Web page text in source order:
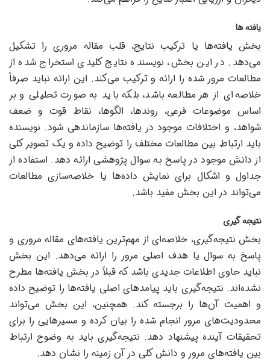
یافته ها
بخش یافته‌ها یا ترکیب نتایج، قلب مقاله مروری را تشکیل
می‌دهد. در این بخش، نویسنده نتایج کلیدی استخراج شده از
مطالعات مرور شده را ارائه و ترکیب می‌کند. این ارائه نباید صرفاً
خلاصه‌ای از هر مطالعه باشد، بلکه باید به صورت تحلیلی و بر
اساس موضوعات فرعی، روندها، الگوها، نقاط قوت و ضعف
شواهد، و اختلافات موجود در یافته‌ها سازماندهی شود. نویسنده
باید ارتباط بین مطالعات مختلف را توضیح داده و یک تصویر کلی
از دانش موجود در پاسخ به سوال پژوهشی ارائه دهد. استفاده از
جداول و اشکال برای نمایش داده‌ها یا خلاصه‌سازی مطالعات
می‌تواند در این بخش مفید باشد.
نتیجه گیری
بخش نتیجه‌گیری، خلاصه‌ای از مهم‌ترین یافته‌های مقاله مروری و
پاسخ به سوال یا هدف اصلی مرور را ارائه می‌دهد. این بخش
نباید حاوی اطلاعات جدیدی باشد که قبلاً در بخش یافته‌ها مطرح
نشده‌اند. نتیجه‌گیری باید پیامدهای اصلی یافته‌ها را توضیح داده
و اهمیت آن‌ها را برجسته کند. همچنین، این بخش می‌تواند
محدودیت‌های مرور انجام شده را بیان کرده و مسیرهایی را برای
تحقیقات آینده پیشنهاد دهد. نتیجه‌گیری باید به وضوح ارتباط
بین یافته‌های مرور و دانش کلی در آن زمینه را نشان دهد.